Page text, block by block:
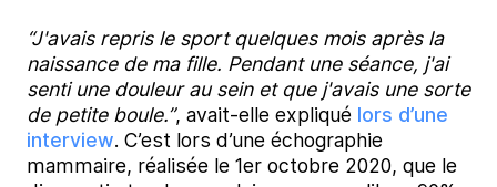
“J'avais repris le sport quelques mois après la
naissance de ma fille. Pendant une séance, j'ai
senti une douleur au sein et que j'avais une sorte
de petite boule.”, avait-elle expliqué lors d’une
interview. C’est lors d’une échographie
mammaire, réalisée le 1er octobre 2020, que le